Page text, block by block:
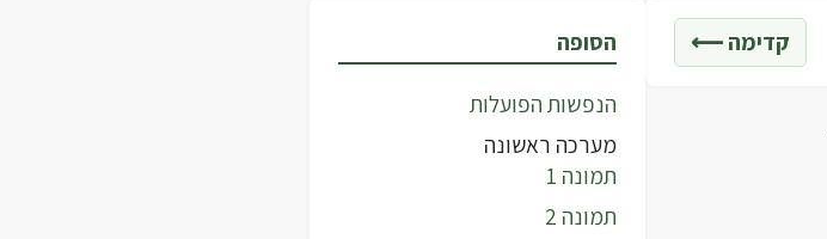
קדימה ⟵
הסופה
הנפשות הפועלות
מערכה ראשונה
תמונה 1
תמונה 2